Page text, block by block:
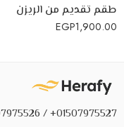
طقم تقديم من الريزن
EGP1,900.00
01507975527+ / 01507975526+